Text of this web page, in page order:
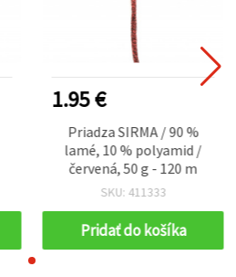
1.95 €
Priadza SIRMA / 90 %
lamé, 10 % polyamid /
červená, 50 g - 120 m
SKU: 411333
Pridať do košíka